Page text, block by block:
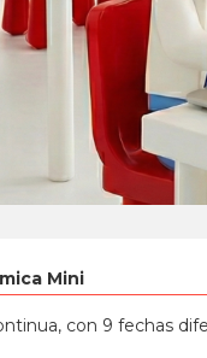
Mini
con 9 fechas